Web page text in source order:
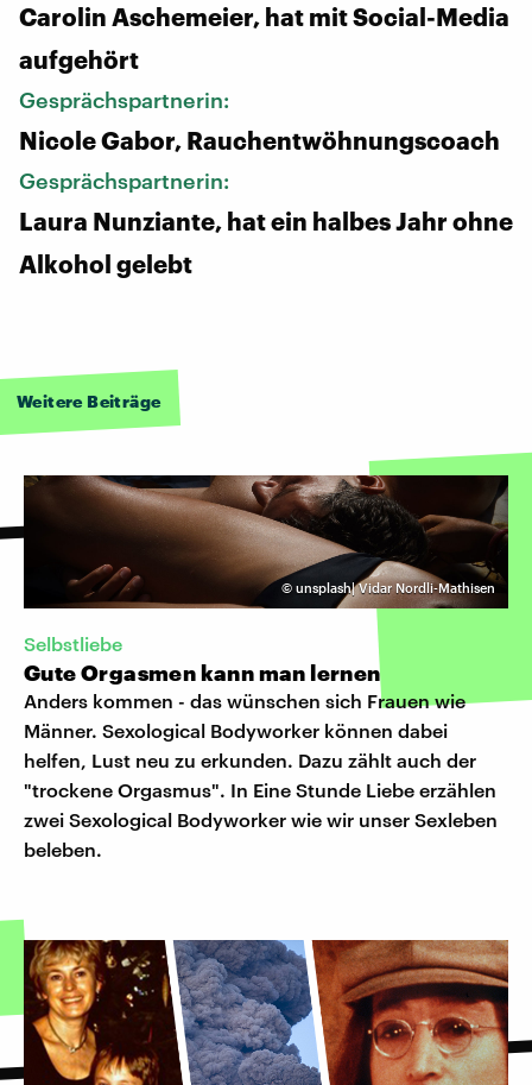
Carolin Aschemeier, hat mit Social-Media
aufgehört
Gesprächspartnerin:
Nicole Gabor, Rauchentwöhnungscoach
Gesprächspartnerin:
Laura Nunziante, hat ein halbes Jahr ohne
Alkohol gelebt
Weitere Beiträge
© unsplash| Vidar Nordli-Mathisen
Selbstliebe
Gute Orgasmen kann man lernen
Anders kommen - das wünschen sich Frauen wie
Männer. Sexological Bodyworker können dabei
helfen, Lust neu zu erkunden. Dazu zählt auch der
"trockene Orgasmus". In Eine Stunde Liebe erzählen
zwei Sexological Bodyworker wie wir unser Sexleben
beleben.